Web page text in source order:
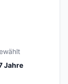
Jahre